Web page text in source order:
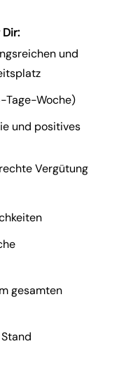
und
Tage-Woche)
und positives
Vergütung
gesamten